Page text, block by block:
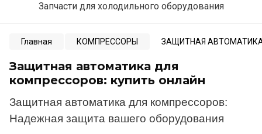
Запчасти для холодильного оборудования
Главная КОМПРЕССОРЫ ЗАЩИТНАЯ
Защитная автоматика для
компрессоров: купить онлайн
Защитная автоматика для компрессоров:
Надежная защита вашего оборудования